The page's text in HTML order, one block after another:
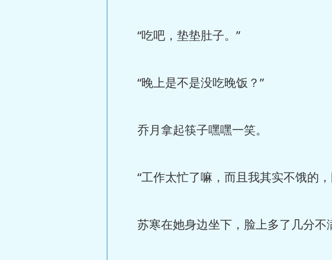
“吃吧，垫垫肚子。”
“晚上是不是没吃晚饭？”
乔月拿起筷子嘿嘿一笑。
“工作太忙了嘛，而且我其实不饿的
苏寒在她身边坐下，脸上多了几分不